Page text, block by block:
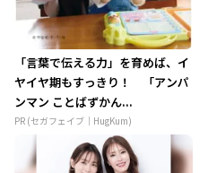
「言葉で伝える力」を育めば、イ
ヤイヤ期もすっきり！ 「アンパ
ンマン ことばずかん...
PR (セガフェイブ｜HugKum)